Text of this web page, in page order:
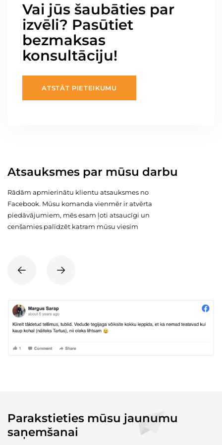
Vai jūs šaubāties par
izvēli? Pasūtiet
bezmaksas
konsultāciju!
ATSTĀT PIETEIKUMU
Atsauksmes par mūsu darbu
Rādām apmierinātu klientu atsauksmes no
Facebook. Mūsu komanda vienmēr ir atvērta
piedāvājumiem, mēs esam ļoti atsaucīgi un
cenšamies palīdzēt katram mūsu viesim
Parakstieties mūsu jaunumu
saņemšanai